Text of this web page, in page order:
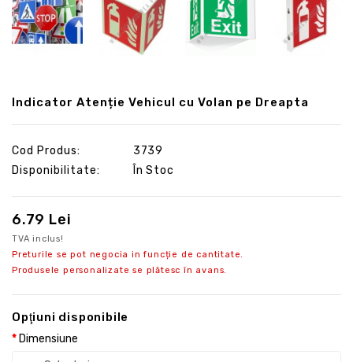
Indicator Atenție Vehicul cu Volan pe Dreapta
Cod Produs:
3739
Disponibilitate:
În Stoc
6.79 Lei
TVA inclus!
Preturile se pot negocia in funcție de cantitate.
Produsele personalizate se plătesc în avans.
Opţiuni disponibile
Dimensiune